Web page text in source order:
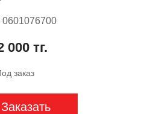
0601076700
000 тг.
заказ
Заказать